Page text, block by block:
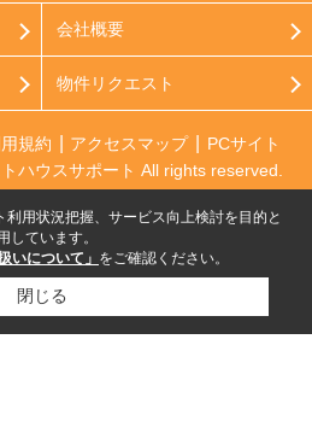
会社概要
物件リクエスト
規約 アクセスマップ
PCサイト
ハウスサポート All rights reserved.
用状況把握、サービス向上検討を目的と
しています。
いについて」 をご確認ください。
閉じる